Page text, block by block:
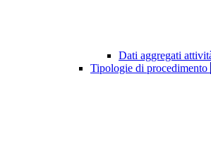
Dati aggregati
Tipologie di procedimento